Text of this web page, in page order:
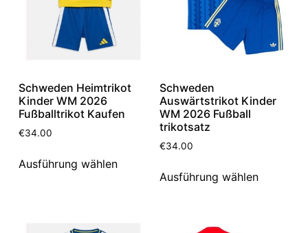
Schweden Heimtrikot
Kinder WM 2026
Fußballtrikot Kaufen
€34.00
Ausführung wählen
Schweden
Auswärtstrikot Kinder
WM 2026 Fußball
trikotsatz
€34.00
Ausführung wählen